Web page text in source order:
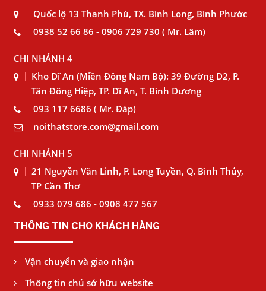
Quốc lộ 13 Thanh Phú, TX. Bình Long, Bình Phước
0938 52 66 86 - 0906 729 730 ( Mr. Lâm)
CHI NHÁNH 4
Kho Dĩ An (Miền Đông Nam Bộ): 39 Đường D2, P.
Tân Đông Hiệp, TP. Dĩ An, T. Bình Dương
093 117 6686 ( Mr. Đáp)
noithatstore.com@gmail.com
CHI NHÁNH 5
21 Nguyễn Văn Linh, P. Long Tuyền, Q. Bình Thủy,
TP Cần Thơ
0933 079 686 - 0908 477 567
THÔNG TIN CHO KHÁCH HÀNG
Vận chuyển và giao nhận
Thông tin chủ sở hữu website